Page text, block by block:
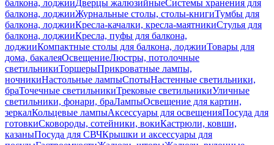
балкона, лоджииДверцы жалюзийныеСистемы хранения для
балкона, лоджииЖурнальные столы, столы-книгиТумбы для
балкона, лоджииКресла-качалки, кресла-маятникиСтулья для
балкона, лоджииКресла, пуфы для балкона,
лоджииКомпактные столы для балкона, лоджииТовары для
дома, бакалеяОсвещениеЛюстры, потолочные
светильникиТоршерыПрикроватные лампы,
ночникиНастольные лампыСпотыНастенные светильники,
браТочечные светильникиТрековые светильникиУличные
светильники, фонари, браЛампыОсвещение для картин,
зеркалКольцевые лампыАксессуары для освещенияПосуда для
готовкиСковороды, сотейники, вокиКастрюли, ковши,
казаныПосуда для СВЧКрышки и аксессуары для